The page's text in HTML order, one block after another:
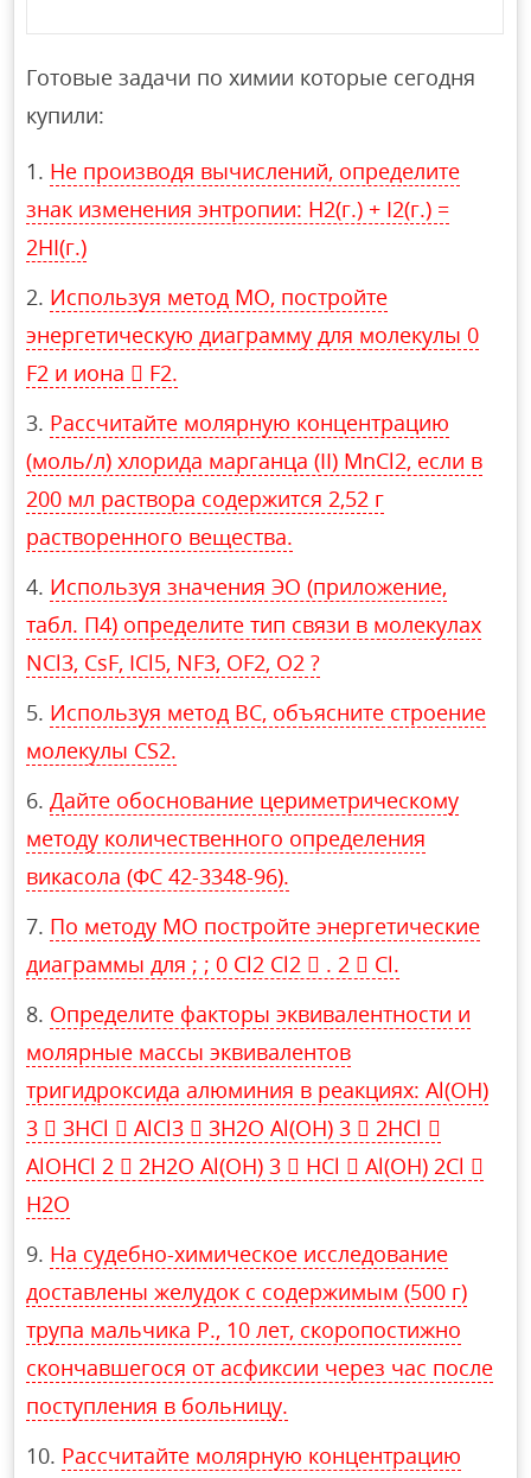
Готовые задачи по химии которые сегодня
купили:
Не производя вычислений, определите
знак изменения энтропии: H2(г.) + I2(г.) =
2HI(г.)
Используя метод МО, постройте
энергетическую диаграмму для молекулы 0
F2 и иона  F2.
Рассчитайте молярную концентрацию
(моль/л) хлорида марганца (II) MnCl2, если в
200 мл раствора содержится 2,52 г
растворенного вещества.
Используя значения ЭО (приложение,
табл. П4) определите тип связи в молекулах
NCl3, CsF, ICl5, NF3, OF2, O2 ?
Используя метод ВС, объясните строение
молекулы CS2.
Дайте обоснование цериметрическому
методу количественного определения
викасола (ФС 42-3348-96).
По методу МО постройте энергетические
диаграммы для ; ; 0 Cl2 Cl2  . 2  Cl.
Определите факторы эквивалентности и
молярные массы эквивалентов
тригидроксида алюминия в реакциях: Al(OH)
3  3HCl  AlCl3  3H2O Al(OH) 3  2HCl 
AlOHCl 2  2H2O Al(OH) 3  HCl  Al(OH) 2Cl 
H2O
На судебно-химическое исследование
доставлены желудок с содержимым (500 г)
трупа мальчика Р., 10 лет, скоропостижно
скончавшегося от асфиксии через час после
поступления в больницу.
Рассчитайте молярную концентрацию